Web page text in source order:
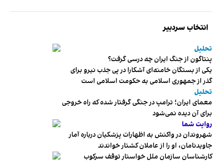
انتخاب سردبیر
تحلیل
پنتاگون از جنگ ایران چه درسی گرفت؟
یکی از بستگان خامنه‌ای آشکارا در پی جذب نیرو برای
گذر از جمهوری اسلامی به حکومت اسلامی است
تحلیل
معمای ایران؛ ترامپ در جنگی گرفتار شده که راه خروجی
برای آن دیده نمی‌شود
روایت شما
شهروندان در واکنش به اظهارات پزشکیان درباره آمار
جاویدنامان، او را از عاملان کشتار خواندند
کارشناسان سازمان ملل خواستار توقف سرکوب